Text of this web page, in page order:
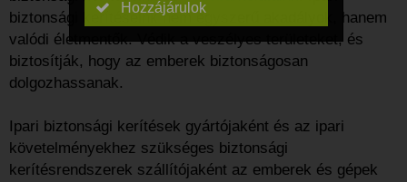
biztonsági kerítéseink nem egyszerű akadályok, hanem
valódi életmentők. Védik a veszélyes területeket, és
biztosítják, hogy az emberek biztonságosan
dolgozhassanak.
Ipari biztonsági kerítések gyártójaként és az ipari
követelményekhez szükséges biztonsági
kerítésrendszerek szállítójaként az emberek és gépek
Hozzájárulok